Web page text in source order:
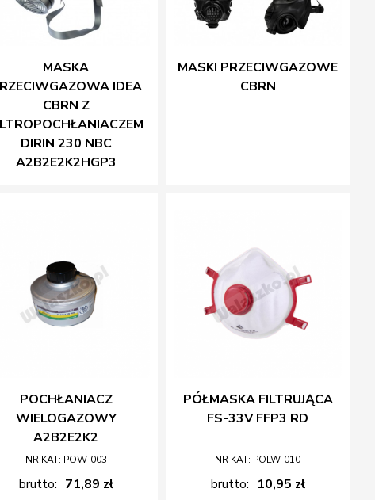
MASKA
IDEA
CBRN Z
DIRIN 230 NBC
A2B2E2K2HGP3
MASKI PRZECIWGAZOWE
CBRN
POCHŁANIACZ
WIELOGAZOWY
A2B2E2K2
NR KAT: POW-003
brutto: 71,89 zł
PÓŁMASKA FILTRUJĄCA
FS-33V FFP3 RD
NR KAT: POLW-010
brutto: 10,95 zł